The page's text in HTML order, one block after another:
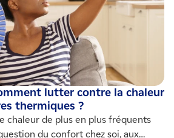
lutter contre la chaleur
thermiques ?
chaleur de plus en plus fréquents
du confort chez soi, aux